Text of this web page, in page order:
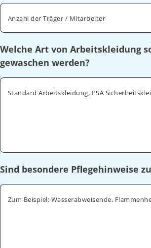
Anzahl der Träger / Mitarbeiter
Welche Art von Arbeitskleidung
gewaschen werden?
Sind besondere Pflegehinweise